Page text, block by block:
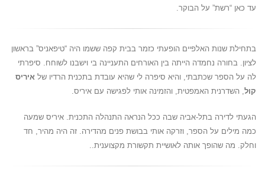
עד כאן “רשת” על הבוקר.
בתחילת שנות האלפיים הופעתי כזמר בבית קפה ששמו היה “טיפאניס” בראשון
לציון. בחורה נחמדה הייתה בין האורחים התעניינה בי וישבנו לשוחח. סיפרתי
לה על הספר שכתבתי, והיא סיפרה לי שהיא עובדת בתכנית הרדיו של איריס
קול, השדרנית האמפטית, והזמינה אותי לפגישה עם איריס.
הגעתי לדירה בתל-אביה שבה ככל הנראה התנהלה התכנית. איריס שמעה
כמה מילים על הספר, וזרקה אותי בבושת פנים מהדירה. זה היה מהיר, חד
וחלק. מה שהופך אותה לאושיית תקשורת מקצוענית..